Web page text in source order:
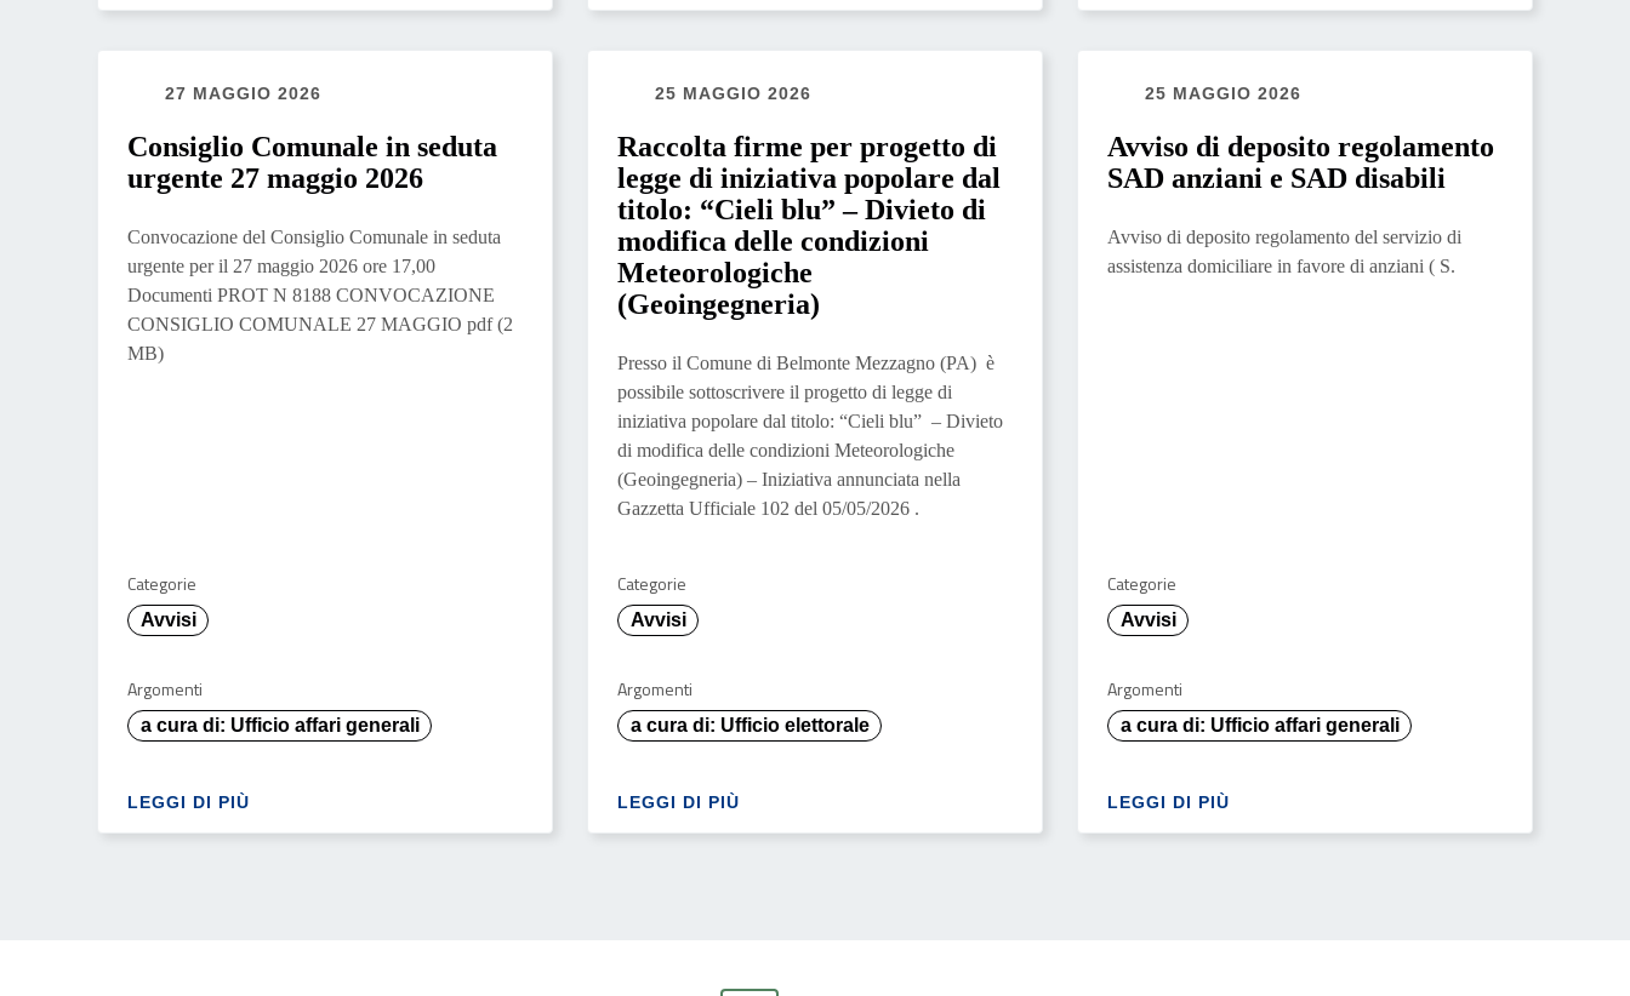
27 MAGGIO 2026
Consiglio Comunale in seduta
urgente 27 maggio 2026
Convocazione del Consiglio Comunale in seduta
urgente per il 27 maggio 2026 ore 17,00
Documenti PROT N 8188 CONVOCAZIONE
CONSIGLIO COMUNALE 27 MAGGIO pdf (2
MB)
Categorie
Avvisi
Argomenti
a cura di: Ufficio affari generali
LEGGI DI PIÙ
25 MAGGIO 2026
Raccolta firme per progetto di
legge di iniziativa popolare dal
titolo: “Cieli blu” – Divieto di
modifica delle condizioni
Meteorologiche
(Geoingegneria)
Presso il Comune di Belmonte Mezzagno (PA) è
possibile sottoscrivere il progetto di legge di
iniziativa popolare dal titolo: “Cieli blu” – Divieto
di modifica delle condizioni Meteorologiche
(Geoingegneria) – Iniziativa annunciata nella
Gazzetta Ufficiale 102 del 05/05/2026 .
Categorie
Avvisi
Argomenti
a cura di: Ufficio elettorale
LEGGI DI PIÙ
25 MAGGIO 2026
Avviso di deposito regolamento
SAD anziani e SAD disabili
Avviso di deposito regolamento del servizio di
assistenza domiciliare in favore di anziani ( S.
Categorie
Avvisi
Argomenti
a cura di: Ufficio affari generali
LEGGI DI PIÙ